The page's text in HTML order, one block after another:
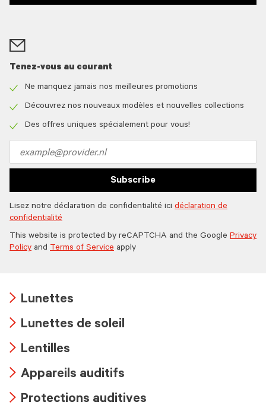
Tenez-vous au courant
icon
Ne manquez jamais nos meilleures promotions
icon
Découvrez nos nouveaux modèles et nouvelles collections
Des offres uniques spécialement pour vous!
address
Subscribe
Lisez notre déclaration de confidentialité ici déclaration de
confidentialité
This website is protected by reCAPTCHA and the Google Privacy
Policy and Terms of Service apply
icon
Lunettes
icon
Lunettes de soleil
icon
Lentilles
icon
Appareils auditifs
Protections auditives